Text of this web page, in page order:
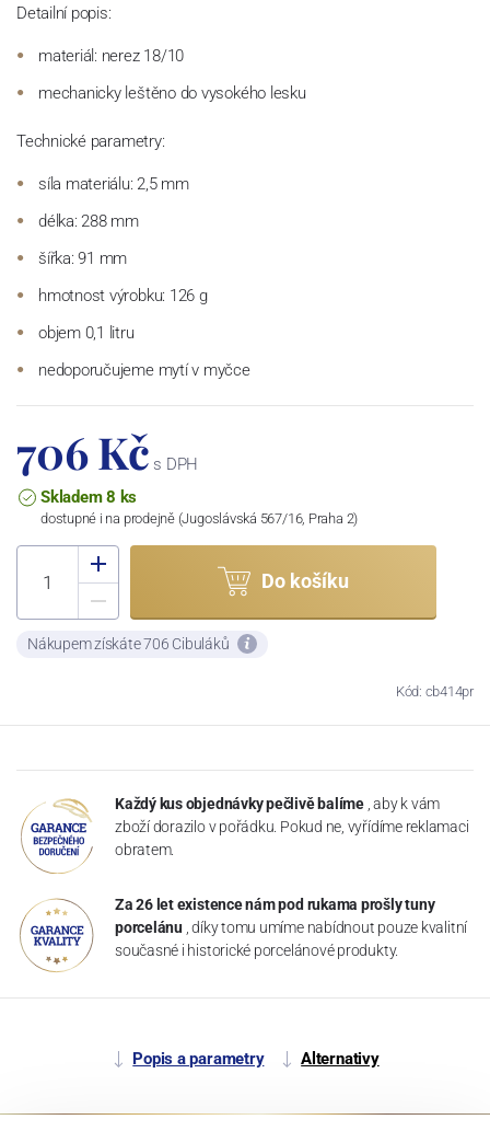
Detailní popis:
materiál: nerez 18/10
mechanicky leštěno do vysokého lesku
Technické parametry:
síla materiálu: 2,5 mm
délka: 288 mm
šířka: 91 mm
hmotnost výrobku: 126 g
objem 0,1 litru
nedoporučujeme mytí v myčce
706 Kč s DPH
Skladem 8 ks
dostupné i na prodejně (Jugoslávská 567/16, Praha 2)
Do košíku
Nákupem získáte 706 Cibuláků
Kód: cb414pr
Každý kus objednávky pečlivě balíme , aby k vám
zboží dorazilo v pořádku. Pokud ne, vyřídíme reklamaci
obratem.
Za 26 let existence nám pod rukama prošly tuny
porcelánu , díky tomu umíme nabídnout pouze kvalitní
současné i historické porcelánové produkty.
Popis a parametry Alternativy